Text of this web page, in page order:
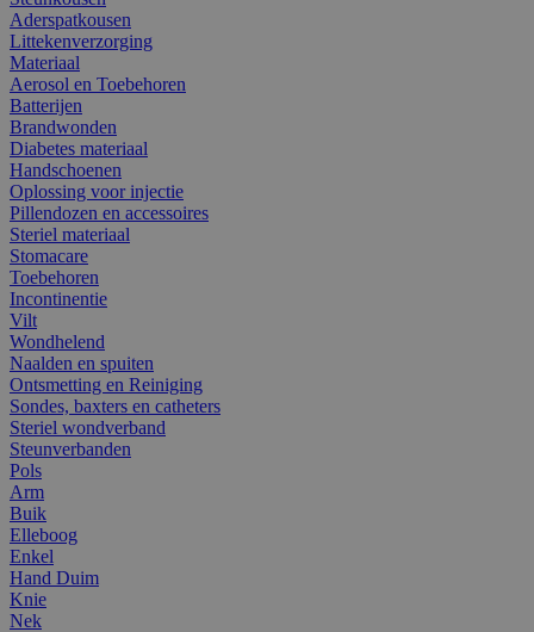
Aderspatkousen
Littekenverzorging
Materiaal
Aerosol en Toebehoren
Batterijen
Brandwonden
Diabetes materiaal
Handschoenen
Oplossing voor injectie
Pillendozen en accessoires
Steriel materiaal
Stomacare
Toebehoren
Incontinentie
Vilt
Wondhelend
Naalden en spuiten
Ontsmetting en Reiniging
Sondes, baxters en catheters
Steriel wondverband
Steunverbanden
Pols
Arm
Buik
Elleboog
Enkel
Hand Duim
Knie
Nek